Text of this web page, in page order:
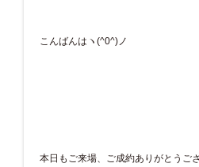
こんばんはヽ(^0^)ノ
本日もご来場、ご成約ありがとうご